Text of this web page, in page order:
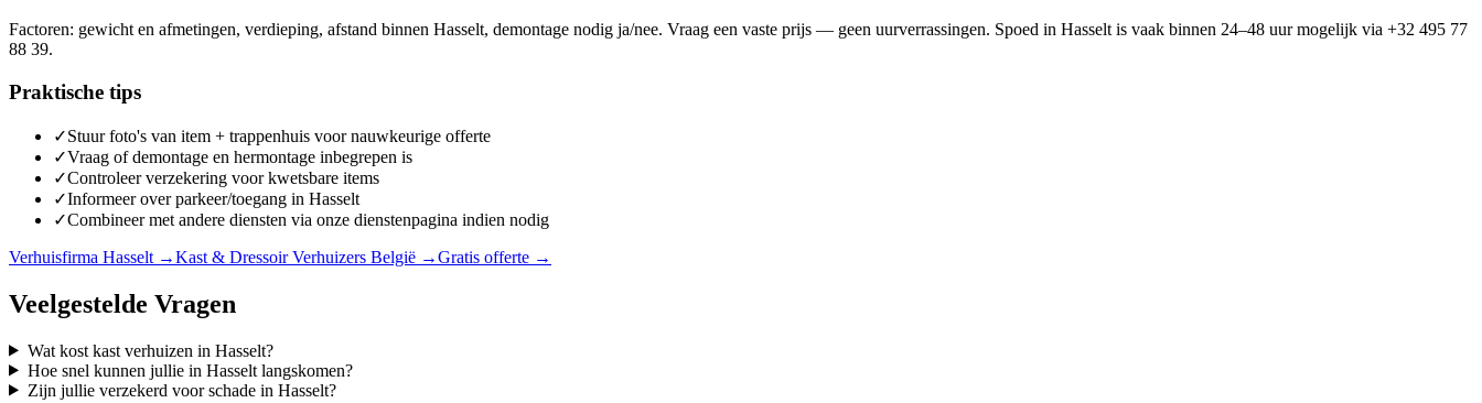
Factoren: gewicht en afmetingen, verdieping, afstand binnen Hasselt, demontage nodig ja/nee. Vraag een vaste prijs — geen uurverrassingen. Spoed in Hasselt is vaak binnen 24–48 uur mogelijk via +32 495 77
88 39.
Praktische tips
✓Stuur foto's van item + trappenhuis voor nauwkeurige offerte
✓Vraag of demontage en hermontage inbegrepen is
✓Controleer verzekering voor kwetsbare items
✓Informeer over parkeer/toegang in Hasselt
✓Combineer met andere diensten via onze dienstenpagina indien nodig
Verhuisfirma Hasselt →Kast & Dressoir Verhuizers België →Gratis offerte →
Veelgestelde Vragen
Wat kost kast verhuizen in Hasselt?
Hoe snel kunnen jullie in Hasselt langskomen?
Zijn jullie verzekerd voor schade in Hasselt?